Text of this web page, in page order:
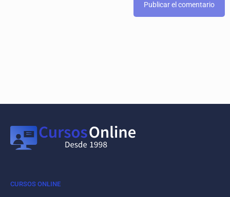
CURSOS ONLINE